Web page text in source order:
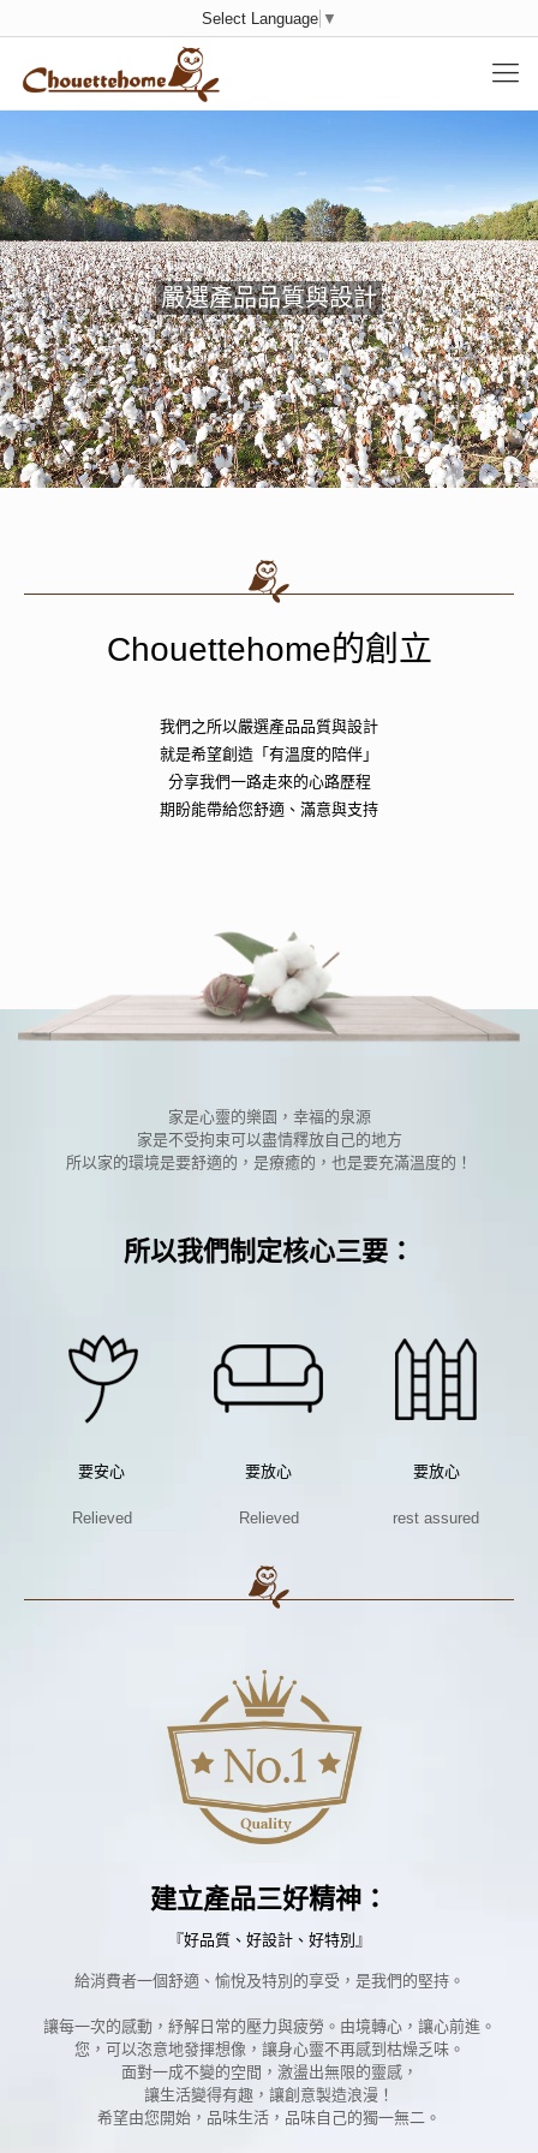
Select Language ▼
嚴選產品品質與設計
Chouettehome的創立
我們之所以嚴選產品品質與設計
就是希望創造「有溫度的陪伴」
分享我們一路走來的心路歷程
期盼能帶給您舒適、滿意與支持
家是心靈的樂園，幸福的泉源
家是不受拘束可以盡情釋放自己的地方
所以家的環境是要舒適的，是療癒的，也是要充滿溫度的！
所以我們制定核心三要：
要安心
Relieved
要放心
Relieved
要放心
rest assured
建立產品三好精神：
『好品質、好設計、好特別』
給消費者一個舒適、愉悅及特別的享受，是我們的堅持。
讓每一次的感動，紓解日常的壓力與疲勞。由境轉心，讓心前進。
您，可以恣意地發揮想像，讓身心靈不再感到枯燥乏味。
面對一成不變的空間，激盪出無限的靈感，
讓生活變得有趣，讓創意製造浪漫！
希望由您開始，品味生活，品味自己的獨一無二。